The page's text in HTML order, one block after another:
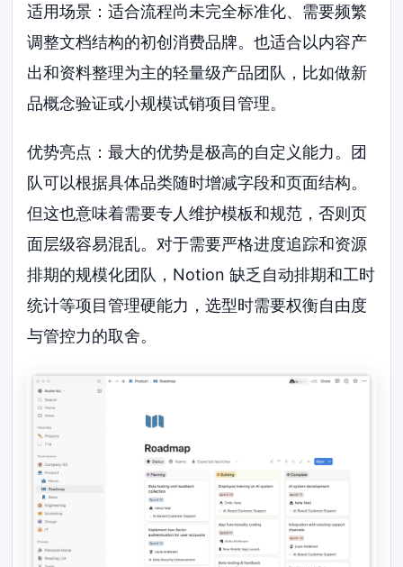
适用场景：适合流程尚未完全标准化、需要频繁
调整文档结构的初创消费品牌。也适合以内容产
出和资料整理为主的轻量级产品团队，比如做新
品概念验证或小规模试销项目管理。
优势亮点：最大的优势是极高的自定义能力。团
队可以根据具体品类随时增减字段和页面结构。
但这也意味着需要专人维护模板和规范，否则页
面层级容易混乱。对于需要严格进度追踪和资源
排期的规模化团队，Notion 缺乏自动排期和工时
统计等项目管理硬能力，选型时需要权衡自由度
与管控力的取舍。